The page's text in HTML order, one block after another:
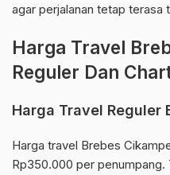
agar perjalanan tetap terasa
Harga Travel
Reguler Dan
Harga Travel Reguler
Harga travel Brebes
Rp350.000 per penumpang.